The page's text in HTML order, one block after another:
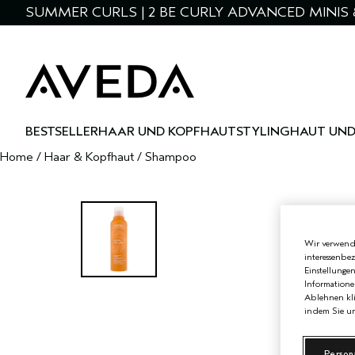
SUMMER CURLS | 2 BE CURLY ADVANCED
BESTSELLERHAAR UND KOPFHAUTSTYLINGHAUT
Home / Haar & Kopfhaut / Shampoo
Wir
Ablehnen
indem Sie